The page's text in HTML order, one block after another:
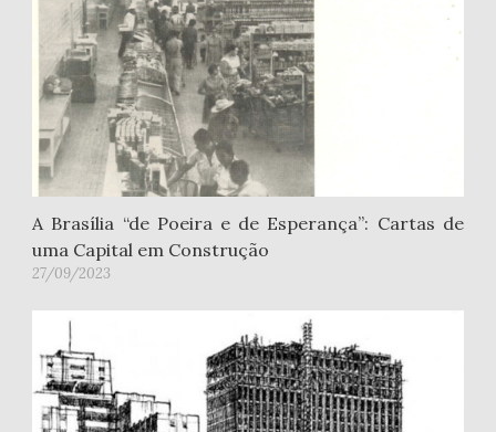
A Brasília “de Poeira e de Esperança”: Cartas de
uma Capital em Construção
27/09/2023